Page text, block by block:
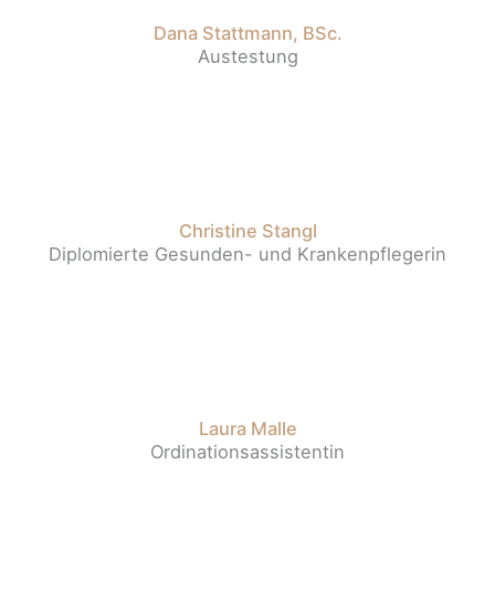
Dana Stattmann, BSc.
Austestung
Christine Stangl
Diplomierte Gesunden- und Krankenpflegerin
Laura Malle
Ordinationsassistentin